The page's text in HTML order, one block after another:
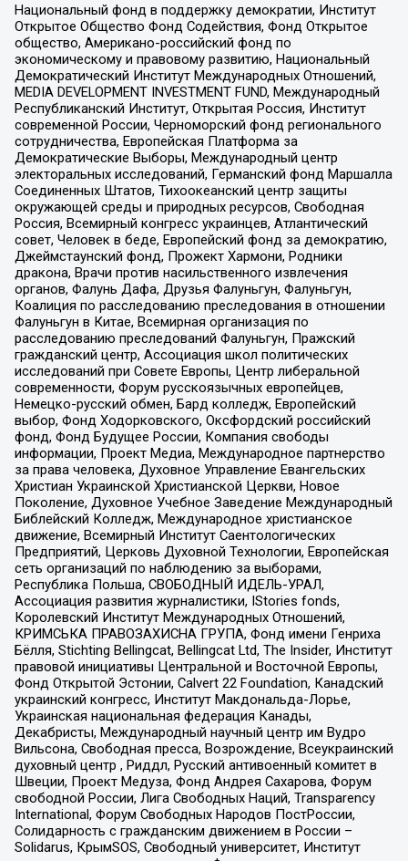
Национальный фонд в поддержку демократии, Институт
Открытое Общество Фонд Содействия, Фонд Открытое
общество, Американо-российский фонд по
экономическому и правовому развитию, Национальный
Демократический Институт Международных Отношений,
MEDIA DEVELOPMENT INVESTMENT FUND, Международный
Республиканский Институт, Открытая Россия, Институт
современной России, Черноморский фонд регионального
сотрудничества, Европейская Платформа за
Демократические Выборы, Международный центр
электоральных исследований, Германский фонд Маршалла
Соединенных Штатов, Тихоокеанский центр защиты
окружающей среды и природных ресурсов, Свободная
Россия, Всемирный конгресс украинцев, Атлантический
совет, Человек в беде, Европейский фонд за демократию,
Джеймстаунский фонд, Прожект Хармони, Родники
дракона, Врачи против насильственного извлечения
органов, Фалунь Дафа, Друзья Фалуньгун, Фалуньгун,
Коалиция по расследованию преследования в отношении
Фалуньгун в Китае, Всемирная организация по
расследованию преследований Фалуньгун, Пражский
гражданский центр, Ассоциация школ политических
исследований при Совете Европы, Центр либеральной
современности, Форум русскоязычных европейцев,
Немецко-русский обмен, Бард колледж, Европейский
выбор, Фонд Ходорковского, Оксфордский российский
фонд, Фонд Будущее России, Компания свободы
информации, Проект Медиа, Международное партнерство
за права человека, Духовное Управление Евангельских
Христиан Украинской Христианской Церкви, Новое
Поколение, Духовное Учебное Заведение Международный
Библейский Колледж, Международное христианское
движение, Всемирный Институт Саентологических
Предприятий, Церковь Духовной Технологии, Европейская
сеть организаций по наблюдению за выборами,
Республика Польша, СВОБОДНЫЙ ИДЕЛЬ-УРАЛ,
Ассоциация развития журналистики, IStories fonds,
Королевский Институт Международных Отношений,
КРИМСЬКА ПРАВОЗАХИСНА ГРУПА, Фонд имени Генриха
Бёлля, Stichting Bellingcat, Bellingcat Ltd, The Insider, Институт
правовой инициативы Центральной и Восточной Европы,
Фонд Открытой Эстонии, Calvert 22 Foundation, Канадский
украинский конгресс, Институт Макдональда-Лорье,
Украинская национальная федерация Канады,
Декабристы, Международный научный центр им Вудро
Вильсона, Свободная пресса, Возрождение, Всеукраинский
духовный центр , Риддл, Русский антивоенный комитет в
Швеции, Проект Медуза, Фонд Андрея Сахарова, Форум
свободной России, Лига Свободных Наций, Transparеncy
International, Форум Свободных Народов ПостРоссии,
Солидарность с гражданским движением в России –
Solidarus, КрымSOS, Свободный университет, Институт